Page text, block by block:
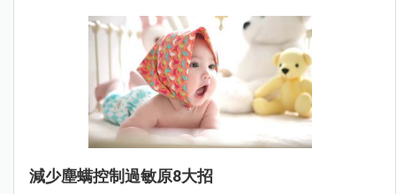
減少塵螨控制過敏原8大招